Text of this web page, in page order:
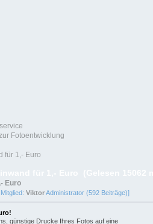
Fotoentwicklung
für 1,- Euro
Euro
ViktorAdministrator (592 Beiträge)]
günstige Drucke Ihres Fotos auf eine